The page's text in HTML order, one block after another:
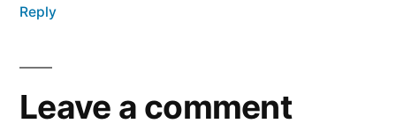
Reply
Leave a comment